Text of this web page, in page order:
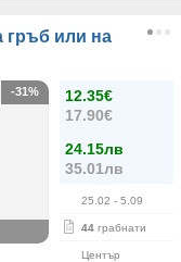
гръб или на
12.35€
17.90€
24.15лв
35.01лв
25.02 - 5.09
44 грабнати
Център
-31%